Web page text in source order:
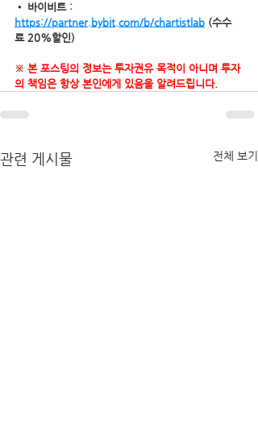
• 바이비트 :
https://partner.bybit.com/b/chartistlab (수수
료 20%할인)
※ 본 포스팅의 정보는 투자권유 목적이 아니며 투자
의 책임은 항상 본인에게 있음을 알려드립니다.
관련 게시물 전체 보기